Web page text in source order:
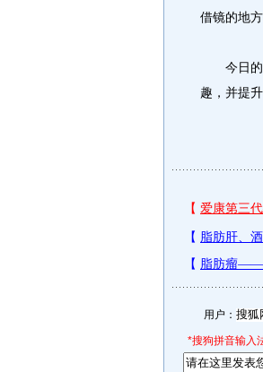
借镜的地方
今日的颁
趣，并提
用户：
*搜狗拼音输入